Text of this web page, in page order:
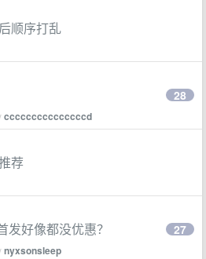
顺序打乱
cccccccccccccccd
28
荐
好像都没优惠？
nyxsonsleep
27